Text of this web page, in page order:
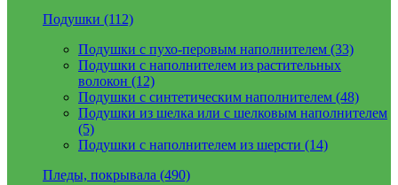
Подушки (112)
Подушки с пухо-перовым наполнителем (33)
Подушки с наполнителем из растительных
волокон (12)
Подушки с синтетическим наполнителем (48)
Подушки из шелка или с шелковым наполнителем
(5)
Подушки с наполнителем из шерсти (14)
Пледы, покрывала (490)